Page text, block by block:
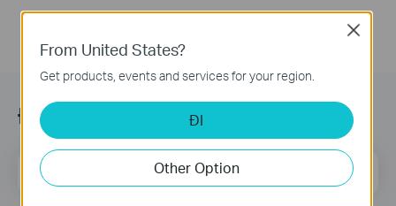
Đăng ký
Địa chỉ email Đăng Ký
From United States?
Get products, events and services for your region.
ĐI
Other Option
Close